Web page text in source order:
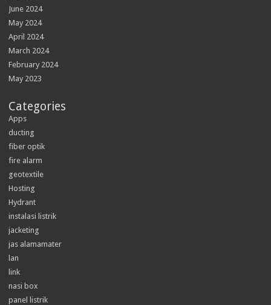
June 2024
May 2024
April 2024
March 2024
February 2024
May 2023
Categories
Apps
ducting
fiber optik
fire alarm
geotextile
Hosting
Hydrant
instalasi listrik
jacketing
jas alamamater
lan
link
nasi box
panel listrik